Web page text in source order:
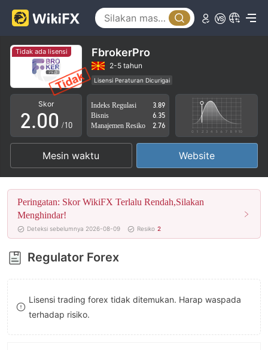
Tidak ada lisensi FbrokerPro
2-5 tahun
Lisensi Peraturan Dicurigai
Lingkup Bisnis Mencurigakan
Potensi risiko tinggi
Skor
1
2
3
4
5
6
7
8
9
.0
1
2
3
4
5
6
7
8
9
0
1
2
3
4
5
6
7
8
9
/10
Indeks Regulasi
3.89
Bisnis
6.35
Manajemen Resiko
2.76
Mesin waktu Website
Peringatan: Skor WikiFX Terlalu Rendah,Silakan
Menghindar!
Deteksi sebelumnya 2026-08-09 Resiko 2
Regulator Forex
Lisensi trading forex tidak ditemukan. Harap waspada
terhadap risiko.